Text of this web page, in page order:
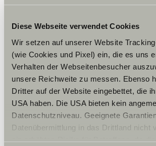
Diese Webseite verwendet Cookies
Wir setzen auf unserer Website
(wie Cookies und Pixel) ein, die es uns
Verhalten der Webseitenbesucher
unsere Reichweite zu messen. Ebenso
Dritter auf der Website eingebettet, die
USA haben. Die USA bieten kein
Datenschutzniveau. Geeignete
Datenübermittlung in das Drittland nicht
ein erhöhtes Risiko für Betroffene, da
Otvírací doba
Montag – Freitag: